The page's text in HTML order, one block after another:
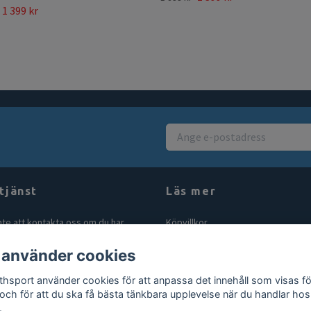
1 399 kr
att kontakta oss om du har
vi kan! Maila oss på
Läs mer
Köpvillkor
Gör en retur
cookies
använder cookies för att anpassa det innehåll som visas
för att du ska få bästa tänkbara upplevelse när du handlar hos